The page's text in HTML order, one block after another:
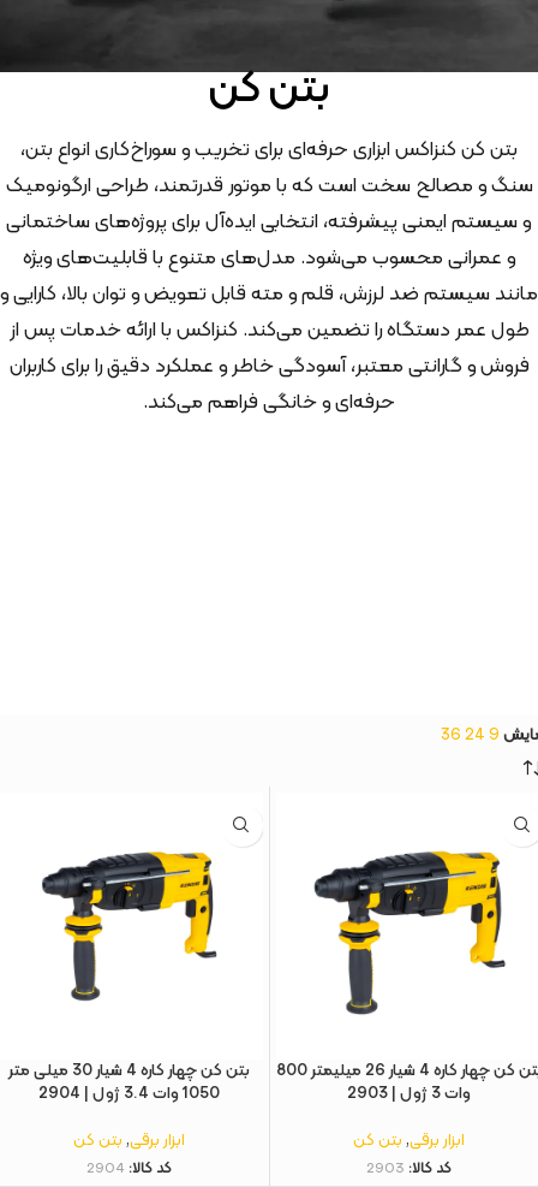
بتن کن
بتن کن کنزاکس ابزاری حرفه‌ای برای تخریب و سوراخ‌کاری انواع بتن،
سنگ و مصالح سخت است که با موتور قدرتمند، طراحی ارگونومیک
و سیستم ایمنی پیشرفته، انتخابی ایده‌آل برای پروژه‌های ساختمانی
و عمرانی محسوب می‌شود. مدل‌های متنوع با قابلیت‌های ویژه
مانند سیستم ضد لرزش، قلم و مته قابل تعویض و توان بالا، کارایی و
طول عمر دستگاه را تضمین می‌کند. کنزاکس با ارائه خدمات پس از
فروش و گارانتی معتبر، آسودگی خاطر و عملکرد دقیق را برای کاربران
حرفه‌ای و خانگی فراهم می‌کند.
9
24
36
بتن کن چهار کاره 4 شیار 26 میلیمتر 800
وات 3 ژول | 2903
ابزار برقی,بتن کن
کد کالا: 2903
بتن کن چهار کاره 4 شیار 30 میلی متر
1050 وات 3.4 ژول | 2904
ابزار برقی,بتن کن
کد کالا: 2904